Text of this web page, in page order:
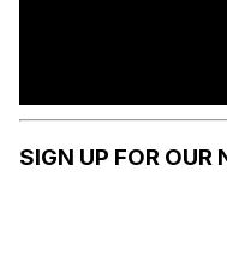
SIGN UP FOR OUR